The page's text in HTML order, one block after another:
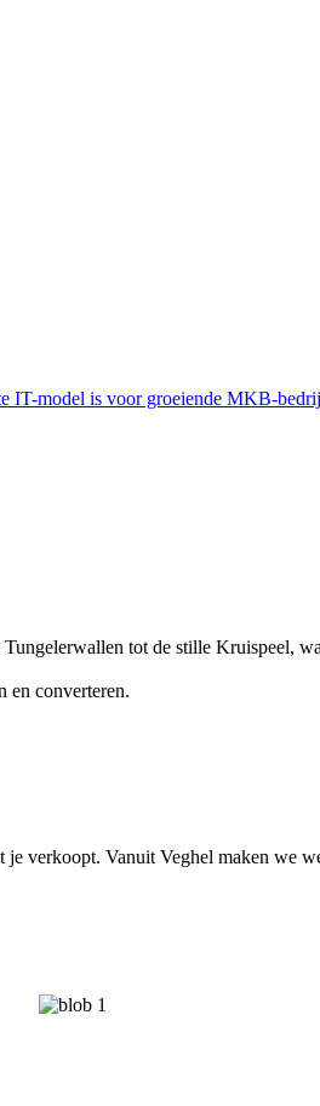
IT-model is voor groeiende MKB-
tot de stille Kruispeel,
en converteren.
je verkoopt. Vanuit Veghel maken we